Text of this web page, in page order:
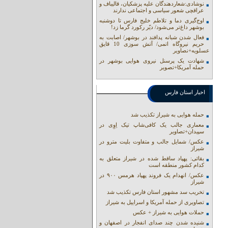
نوشادی:شعاردهندگان علیه پزشکیان، قالیباف و
عراقچی شعور سیاسی و اجتماعی ندارند
اوج‌گیری دما و تلاطم خلیج فارس تا دوشنبه
بوشهر داغ‌تر می‌شود/ دیّر رکورد گرما زد!
فعال شدن شبانه پدافند در بوشهر/ اصابت به
حریم نیروگاه اتمی/ آتش سوزی 10 قایق
عسلویه+نصاویر
شهادت یک پرسنل نیروی هوایی بوشهر در
حمله آمریکا+تصویر
اخبار استان فارس
حمله هوایی به شیراز تکذیب شد
معماری جالب یک کافی‌شاپ تیک اِوِی در
سپیدان+تصاویر
عکس/ شمایل جالب و متفاوت بلیت مترو در
شیراز
بقائی: پهپاد ساقط شده در شیراز متعلق به
کدام کشور منطقه است
عکس/ انهدام یک فروند پهپاد هرمس ۹۰۰ در
شیراز
تخریب سد مشهور استان فارس تکذیب شد
تصاویری از حمله آمریکا و اسراییل به شیراز
حملات هوایی به شیراز + عکس
شنیده شدن چند صدای انفجار در اصفهان و